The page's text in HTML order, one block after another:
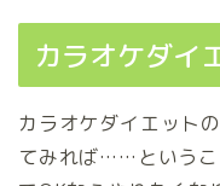
カラオケダイ
カラオケダイエット
てみれば……というこ